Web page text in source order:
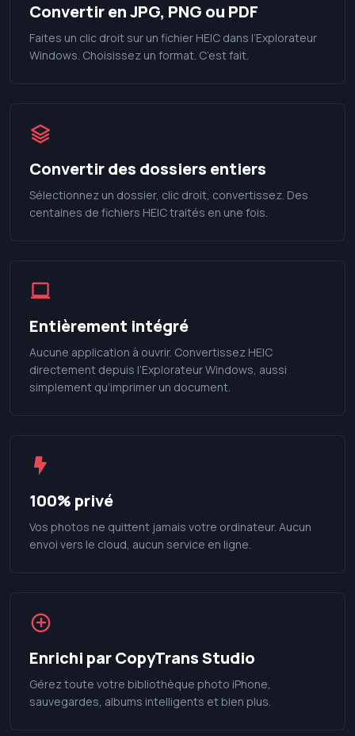
Convertir en JPG, PNG ou PDF
Faites un clic droit sur un fichier HEIC dans l’Explorateur
Windows. Choisissez un format. C’est fait.
Convertir des dossiers entiers
Sélectionnez un dossier, clic droit, convertissez. Des
centaines de fichiers HEIC traités en une fois.
Entièrement intégré
Aucune application à ouvrir. Convertissez HEIC
directement depuis l’Explorateur Windows, aussi
simplement qu’imprimer un document.
100% privé
Vos photos ne quittent jamais votre ordinateur. Aucun
envoi vers le cloud, aucun service en ligne.
Enrichi par CopyTrans Studio
Gérez toute votre bibliothèque photo iPhone,
sauvegardes, albums intelligents et bien plus.